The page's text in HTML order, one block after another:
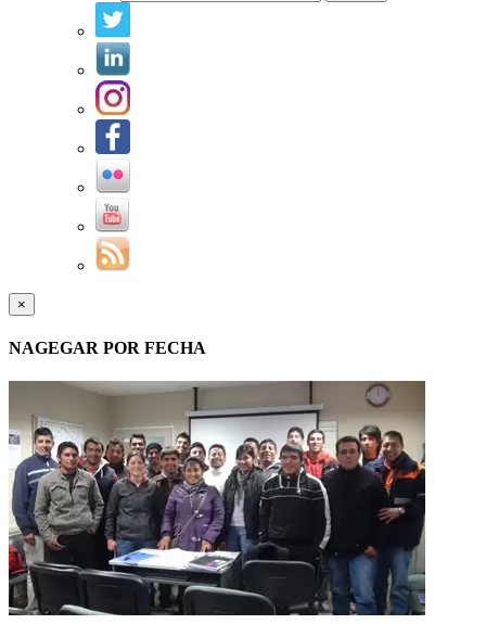
×
NAGEGAR POR FECHA